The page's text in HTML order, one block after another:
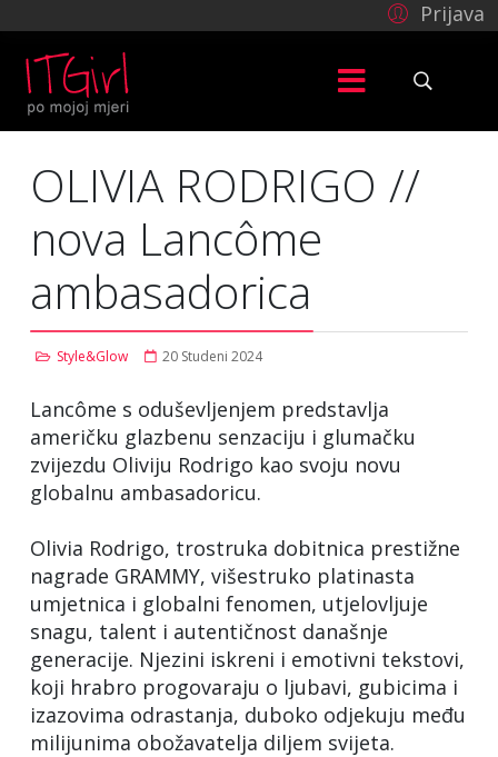
Prijava
OLIVIA RODRIGO //
nova Lancôme
ambasadorica
Style&Glow 20 Studeni 2024
Lancôme s oduševljenjem predstavlja
američku glazbenu senzaciju i glumačku
zvijezdu Oliviju Rodrigo kao svoju novu
globalnu ambasadoricu.
Olivia Rodrigo, trostruka dobitnica prestižne
nagrade GRAMMY, višestruko platinasta
umjetnica i globalni fenomen, utjelovljuje
snagu, talent i autentičnost današnje
generacije. Njezini iskreni i emotivni tekstovi,
koji hrabro progovaraju o ljubavi, gubicima i
izazovima odrastanja, duboko odjekuju među
milijunima obožavatelja diljem svijeta.